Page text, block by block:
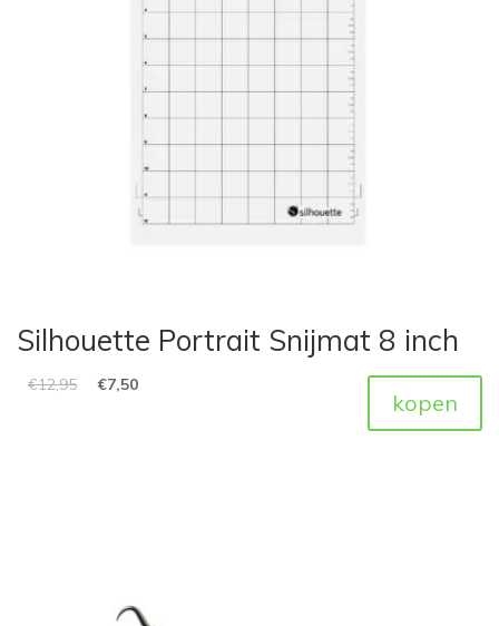
Silhouette Portrait Snijmat 8 inch
€12,95 €7,50
kopen